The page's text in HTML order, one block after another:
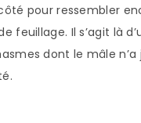
pour ressembler
feuillage. Il s’agit là
dont le mâle n’a